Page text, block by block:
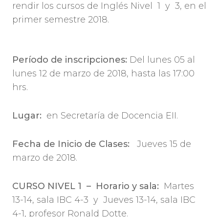
rendir los cursos de Inglés Nivel 1 y 3, en el
primer semestre 2018.
Período de inscripciones: Del lunes 05 al
lunes 12 de marzo de 2018, hasta las 17:00
hrs.
Lugar: en Secretaría de Docencia EII.
Fecha de Inicio de Clases: Jueves 15 de
marzo de 2018.
CURSO NIVEL 1 – Horario y sala: Martes
13-14, sala IBC 4-3 y Jueves 13-14, sala IBC
4-1, profesor Ronald Dotte.